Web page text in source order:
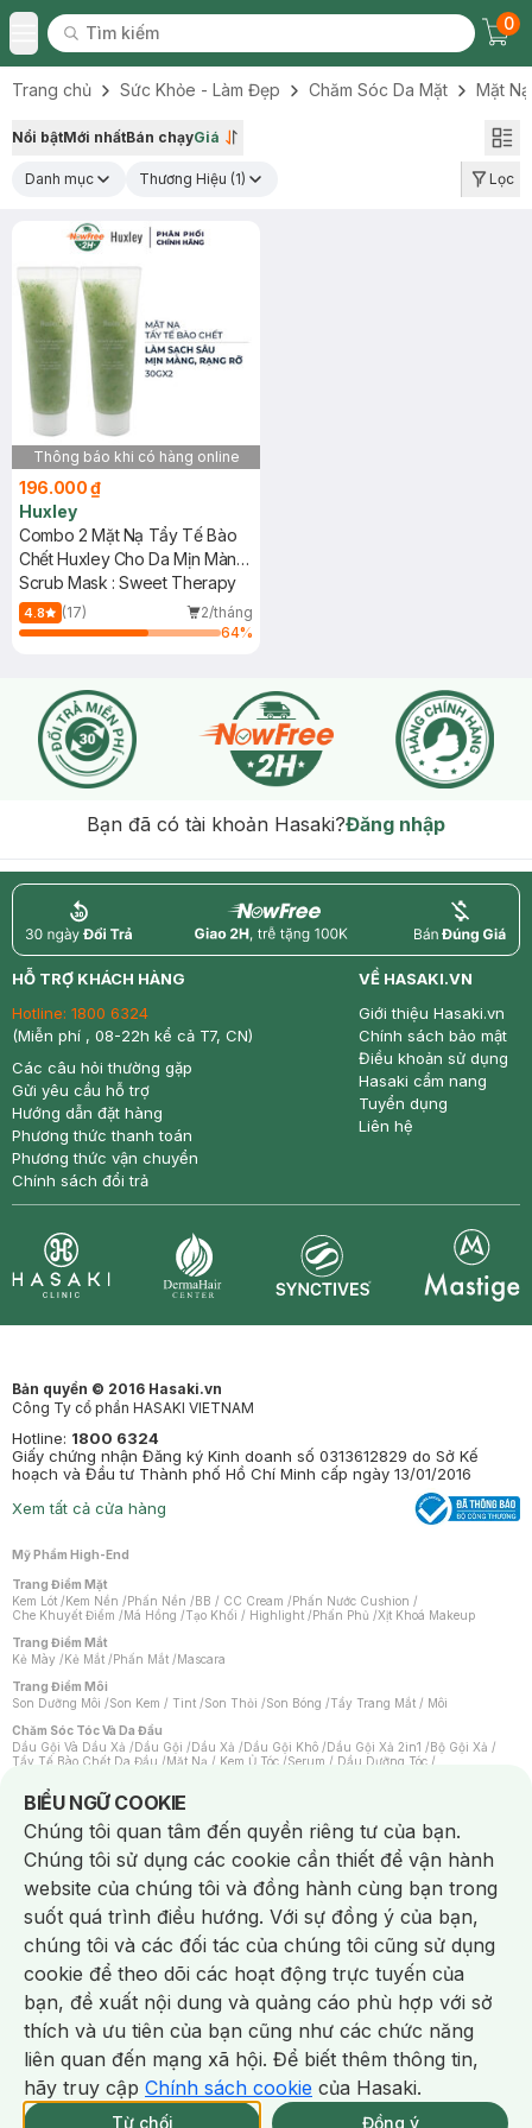
Toggle Menu
Tìm kiếm
Tìm kiếm
0
Trang chủ Sức Khỏe - Làm Đẹp Chăm Sóc Da Mặt Mặt Nạ
Nổi bậtMới nhấtBán chạyGiá
Danh mục Thương Hiệu (1) Lọc
Thông báo khi có hàng online
196.000 ₫
Huxley
Combo 2 Mặt Nạ Tẩy Tế Bào
Chết Huxley Cho Da Mịn Màng
Sạch Sâu 30g
Scrub Mask : Sweet Therapy
4.8 (17)
2/tháng
64%
Giao Nhanh Miễn Phí 2H.
tại 337 Chi Nhánh (Trễ tặng 100K)
Bạn đã có tài khoản Hasaki?Đăng nhập
return nowfree price
HỖ TRỢ KHÁCH HÀNG
Hotline: 1800 6324
(Miễn phí , 08-22h kể cả T7, CN)
Các câu hỏi thường gặp
Gửi yêu cầu hỗ trợ
Hướng dẫn đặt hàng
Phương thức thanh toán
Phương thức vận chuyển
Chính sách đổi trả
VỀ HASAKI.VN
Giới thiệu Hasaki.vn
Chính sách bảo mật
Điều khoản sử dụng
Hasaki cẩm nang
Tuyển dụng
Liên hệ
Bản quyền © 2016 Hasaki.vn
Công Ty cổ phần HASAKI VIETNAM
Hotline: 1800 6324
Giấy chứng nhận Đăng ký Kinh doanh số 0313612829 do Sở Kế
hoạch và Đầu tư Thành phố Hồ Chí Minh cấp ngày 13/01/2016
Xem tất cả cửa hàng
Mỹ Phẩm High-End
Trang Điểm Mặt
Kem Lót /Kem Nền /Phấn Nền /BB / CC Cream /Phấn Nước Cushion /
Che Khuyết Điểm /Má Hồng /Tạo Khối / Highlight /Phấn Phủ /Xịt Khoá Makeup
Trang Điểm Mắt
Kẻ Mày /Kẻ Mắt /Phấn Mắt /Mascara
Trang Điểm Môi
Son Dưỡng Môi /Son Kem / Tint /Son Thỏi /Son Bóng /Tẩy Trang Mắt / Môi
Chăm Sóc Tóc Và Da Đầu
Dầu Gội Và Dầu Xả /Dầu Gội /Dầu Xả /Dầu Gội Khô /Dầu Gội Xả 2in1 /Bộ Gội Xả /
Tẩy Tế Bào Chết Da Đầu /Mặt Nạ / Kem Ủ Tóc /Serum / Dầu Dưỡng Tóc /
Máy Sấy Tóc
Lược
Kem Tẩy Lông/Dụng Cụ Tẩy Lông
Nước Hoa
Nước Hoa Nam Nước Hoa Cao Cấp Xịt Thơm Toàn Thân
Nước Hoa Vùng Kín
Chăm Sóc Cá Nhân
Chống Muỗi
Khẩu Trang Máy Massage Mặt Nạ Xông Hơi/Nước Rửa Tay
Sản Phẩm Chăm Sóc Khác/ Bàn Chải Đánh Răng /Bàn Chải Điện/
Hỗ Trợ Trắng Răng / Kem Đánh Răng Máy Tăm Nước Nước Súc Miệng
Tăm / Chỉ Nha Khoa /Xịt Thơm Miệng / Dung Dịch Vệ Sinh/Dưỡng Vùng Kín/
Khăn Ướt Vệ Sinh Vùng Kín
/Băng Vệ Sinh Tampon Bọt Cạo Râu Dao Cạo Râu/
Máy Cạo Râu
Vấn Đề Về Da
Da Dầu / Lỗ Chân Lông To
Da Khô / Mất Nước /Da Lão Hóa / Da Mụn/
Da Nhạy Cảm / Kích Ứng/Da Xỉn Màu/Thâm / Nám / Tàn Nhang/
Quầng Thâm & Bọng Mắt/ Sẹo
Viêm Da Cơ Địa
Dụng Cụ / Phụ Kiện Chăm Sóc Da
/Khăn Lau Mặt Khô Dụng Cụ / Máy Rửa Mặt/Máy Chăm Sóc Da
BIỂU NGỮ COOKIE
Notice about cookies usage
Chúng tôi quan tâm đến quyền riêng tư của bạn.
Chúng tôi sử dụng các cookie cần thiết để vận hành
website của chúng tôi và đồng hành cùng bạn trong
suốt quá trình điều hướng. Với sự đồng ý của bạn,
chúng tôi và các đối tác của chúng tôi cũng sử dụng
cookie để theo dõi các hoạt động trực tuyến của
bạn, đề xuất nội dung và quảng cáo phù hợp với sở
thích và ưu tiên của bạn cũng như các chức năng
liên quan đến mạng xã hội. Để biết thêm thông tin,
hãy truy cập Chính sách cookie của Hasaki.
Từ chối Đồng ý